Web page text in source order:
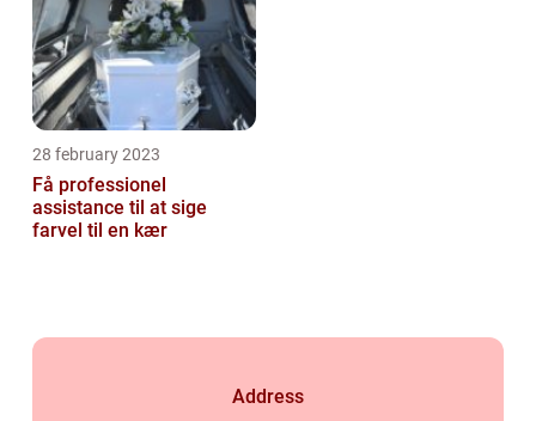
28 february 2023
Få professionel
assistance til at sige
farvel til en kær
Address